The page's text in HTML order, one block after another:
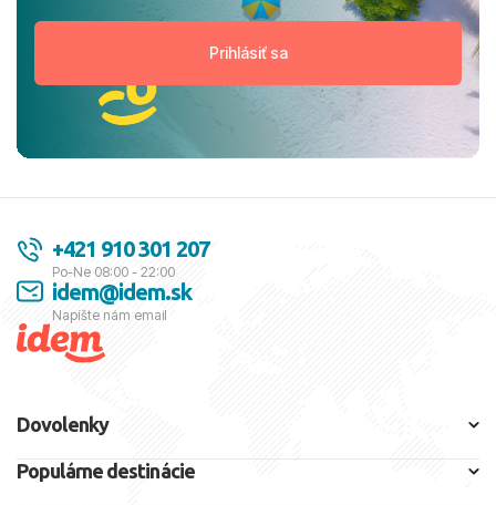
+421 910 301 207
Po-Ne 08:00 - 22:00
idem@idem.sk
Napíšte nám email
Dovolenky
Populárne destinácie